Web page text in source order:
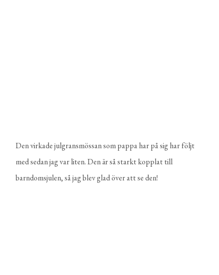
Den virkade julgransmössan som pappa har på sig har följt
med sedan jag var liten. Den är så starkt kopplat till
barndomsjulen, så jag blev glad över att se den!